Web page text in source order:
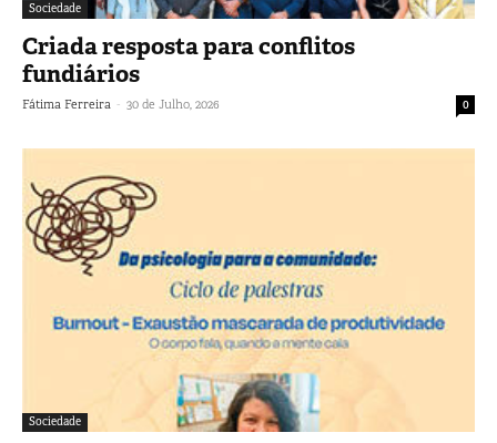
Sociedade
Criada resposta para conflitos
fundiários
Fátima Ferreira - 30 de Julho, 2026 0
Sociedade